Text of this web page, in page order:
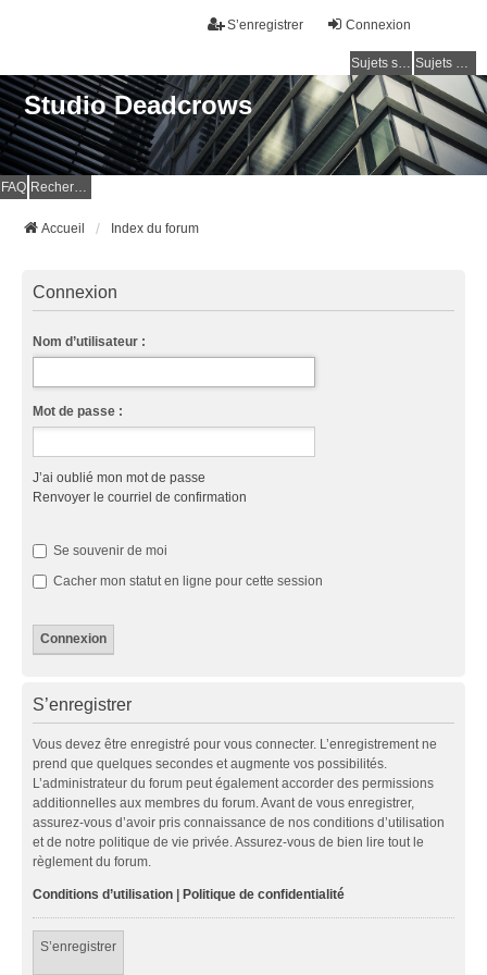
Connexion
S’enregistrer
Sujets sans réponse Sujets actifs
Studio Deadcrows
FAQ Rechercher
Accueil Index du forum
Connexion
Nom d’utilisateur :
Mot de passe :
J’ai oublié mon mot de passe
Renvoyer le courriel de confirmation
Se souvenir de moi
Cacher mon statut en ligne pour cette session
S’enregistrer
Vous devez être enregistré pour vous connecter. L’enregistrement ne
prend que quelques secondes et augmente vos possibilités.
L’administrateur du forum peut également accorder des permissions
additionnelles aux membres du forum. Avant de vous enregistrer,
assurez-vous d’avoir pris connaissance de nos conditions d’utilisation
et de notre politique de vie privée. Assurez-vous de bien lire tout le
règlement du forum.
Conditions d’utilisation | Politique de confidentialité
S’enregistrer